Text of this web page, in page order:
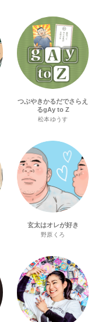
つぶやきかるだでさらえ
るgAy to Z
松本ゆうす
玄太はオレが好き
野原くろ